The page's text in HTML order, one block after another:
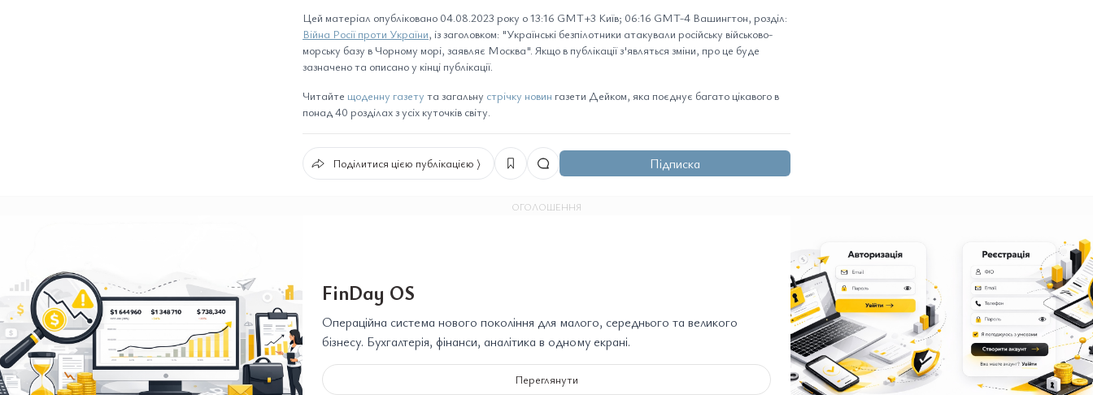
Цей матеріал опубліковано 04.08.2023 року о 13:16 GMT+3 Київ; 06:16 GMT-4 Вашингтон, розділ:
Війна Росії проти України, із заголовком: "Українські безпілотники атакували російську військово-
морську базу в Чорному морі, заявляє Москва". Якщо в публікації з'являться зміни, про це буде
зазначено та описано у кінці публікації.
Читайте щоденну газету та загальну стрічку новин газети Дейком, яка поєднує багато цікавого в
понад 40 розділах з усіх куточків світу.
Поділитися цією публікацією ⟩ Підписка
ОГОЛОШЕННЯ
FinDay OS
Операційна система нового покоління для малого, середнього та великого
бізнесу. Бухгалтерія, фінанси, аналітика в одному екрані.
Переглянути